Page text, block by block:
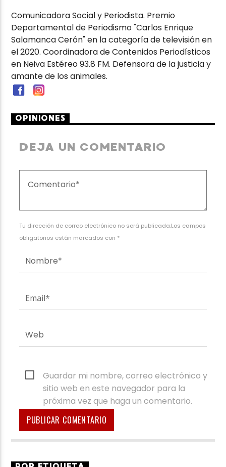
Comunicadora Social y Periodista. Premio
Departamental de Periodismo "Carlos Enrique
Salamanca Cerón" en la categoría de televisión en
el 2020. Coordinadora de Contenidos Periodísticos
en Neiva Estéreo 93.8 FM. Defensora de la justicia y
amante de los animales.
OPINIONES
DEJA UN COMENTARIO
Tu dirección de correo electrónico no será publicada.Los campos
obligatorios están marcados con *
Guardar mi nombre, correo electrónico y
sitio web en este navegador para la
próxima vez que haga un comentario.